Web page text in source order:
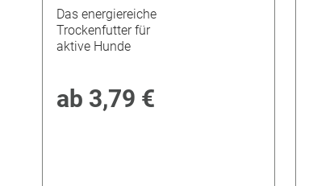
Das energiereiche
Trockenfutter für
aktive Hunde
ab 3,79 €